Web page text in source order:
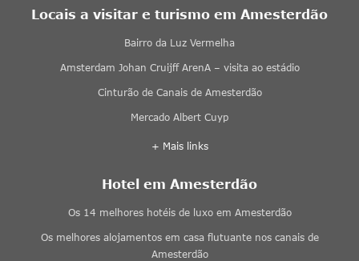
Locais a visitar e turismo em Amesterdão
Bairro da Luz Vermelha
Amsterdam Johan Cruijff ArenA – visita ao estádio
Cinturão de Canais de Amesterdão
Mercado Albert Cuyp
+ Mais links
Hotel em Amesterdão
Os 14 melhores hotéis de luxo em Amesterdão
Os melhores alojamentos em casa flutuante nos canais de
Amesterdão